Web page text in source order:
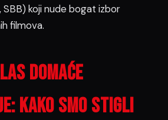
SBB) koji nude bogat izbor
filmova.
domaće
Kako smo stigli